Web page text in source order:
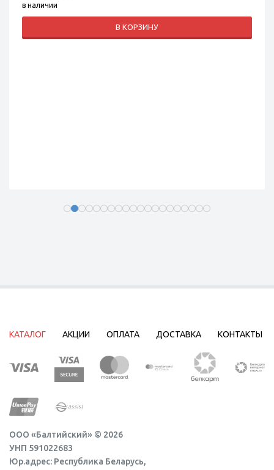
в наличии
В КОРЗИНУ
ООО «Балтийский» © 2026
УНП 591022683
Юр.адрес: Республика Беларусь,
КАТАЛОГ АКЦИИ ОПЛАТА ДОСТАВКА КОНТАКТЫ